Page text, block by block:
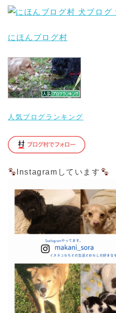
にほんブログ村
人気ブログランキング
Instagramしています